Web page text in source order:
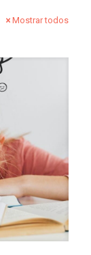
Mostrar todos